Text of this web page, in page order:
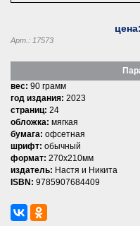
цена:
Арт.: 17573
вес: 90 грамм
год издания: 2023
страниц: 24
обложка: мягкая
бумага: офсетная
шрифт: обычный
формат: 270x210мм
издатель: Настя и Никита
ISBN: 9785907684409